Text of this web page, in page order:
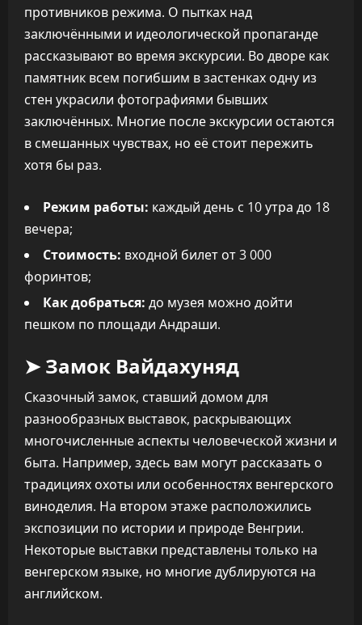
противников режима. О пытках над
заключёнными и идеологической пропаганде
рассказывают во время экскурсии. Во дворе как
памятник всем погибшим в застенках одну из
стен украсили фотографиями бывших
заключённых. Многие после экскурсии остаются
в смешанных чувствах, но её стоит пережить
хотя бы раз.
Режим работы: каждый день с 10 утра до 18
вечера;
Стоимость: входной билет от 3 000
форинтов;
Как добраться: до музея можно дойти
пешком по площади Андраши.
➤ Замок Вайдахуняд
Сказочный замок, ставший домом для
разнообразных выставок, раскрывающих
многочисленные аспекты человеческой жизни и
быта. Например, здесь вам могут рассказать о
традициях охоты или особенностях венгерского
виноделия. На втором этаже расположились
экспозиции по истории и природе Венгрии.
Некоторые выставки представлены только на
венгерском языке, но многие дублируются на
английском.